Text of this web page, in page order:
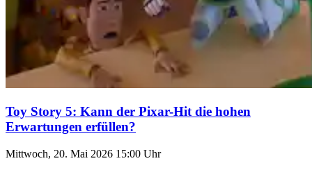
Toy Story 5: Kann der Pixar-Hit die hohen
Erwartungen erfüllen?
Mittwoch, 20. Mai 2026 15:00 Uhr